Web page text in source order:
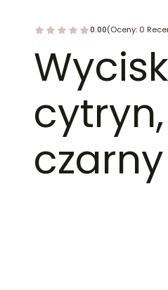
0.00(Oceny: 0
czarny